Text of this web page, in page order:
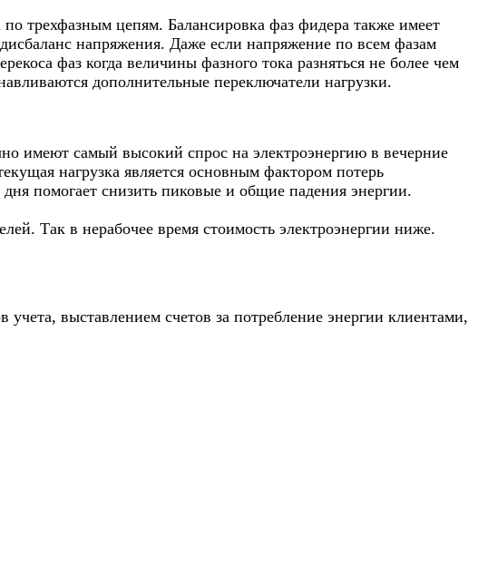
трехфазным цепям. Балансировка фаз фидера также имеет
напряжения. Даже если напряжение по всем фазам
фаз когда величины фазного тока разняться не более чем
дополнительные переключатели нагрузки.
имеют самый высокий спрос на электроэнергию в вечерние
нагрузка является основным фактором потерь
помогает снизить пиковые и общие падения энергии.
Так в нерабочее время стоимость электроэнергии ниже.
выставлением счетов за потребление энергии клиентами,